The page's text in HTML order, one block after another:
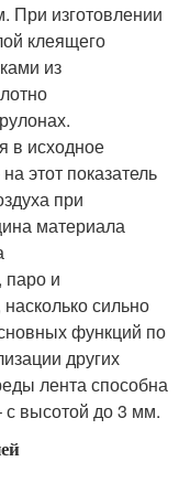
При изготовлении
клеящего
из
в исходное
этот показатель
при
материала
паро и
сильно
функций по
других
лента способна
с высотой до 3 мм.